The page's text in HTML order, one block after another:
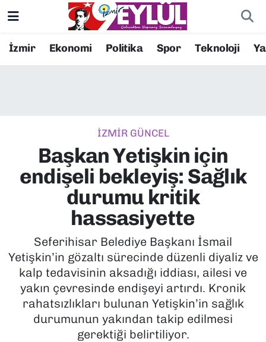
İzmir Ekonomi Politika Spor Teknoloji
İZMİR GÜNCEL
Başkan Yetişkin için
endişeli bekleyiş: Sağlık
durumu kritik
hassasiyette
Seferihisar Belediye Başkanı İsmail
Yetişkin’in gözaltı sürecinde düzenli diyaliz ve
kalp tedavisinin aksadığı iddiası, ailesi ve
yakın çevresinde endişeyi artırdı. Kronik
rahatsızlıkları bulunan Yetişkin’in sağlık
durumunun yakından takip edilmesi
gerektiği belirtiliyor.
Resmi İlanlar
EKONOMİ
KÜLTÜR SANAT
MAGAZİN
POLİTİKA
SAĞLIK
SPOR
Konak Nöbetçi Eczaneler
Süper Lig Puan Durumu ve Fikstür
Tüm Manşetler
Son Dakika Haberleri
Haber Arşivi